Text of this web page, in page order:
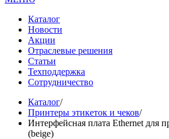
Каталог
Новости
Акции
Отраслевые решения
Статьи
Техподдержка
Сотрудничество
Каталог/
Принтеры этикеток и чеков/
Интерфейсная плата Ethernet для
(beige)